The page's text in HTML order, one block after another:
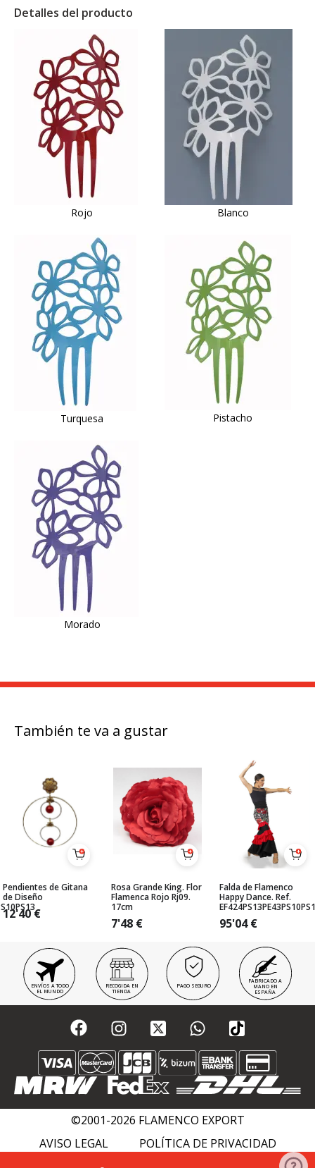
Detalles del producto
Rojo Blanco
Turquesa Pistacho
Morado
También te va a gustar
Pendientes de Gitana
de Diseño
12'40€
Rosa Grande King. Flor
Flamenca Rojo Rj09.
17cm
7'48 €
Falda de Flamenco
Happy Dance. Ref.
95'04€
ENVÍOS A TODO
EL MUNDO
RECOGIDA EN
TIENDA
PAGO SEGURO
FABRICADO A
MANO EN
ESPAÑA
©2001-2026 FLAMENCO EXPORT
AVISO LEGAL
POLÍTICA DE PRIVACIDAD